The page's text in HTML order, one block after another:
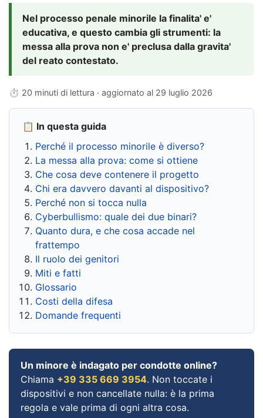
Nel processo penale minorile la finalita' e'
educativa, e questo cambia gli strumenti: la
messa alla prova non e' preclusa dalla gravita'
del reato contestato.
⏱ 20 minuti di lettura · aggiornato al 29 luglio 2026
📋 In questa guida
Perché il processo minorile è diverso?
La messa alla prova: come si ottiene
Che cosa deve contenere il progetto
Chi era davvero davanti al dispositivo?
Perché non si tocca nulla
Cyberbullismo: quale dei due binari?
Quanto dura, e che cosa accade nel
frattempo
Il ruolo dei genitori
Miti e fatti
Glossario
Costi della difesa
Domande frequenti
Un minore è indagato per condotte online?
Chiama +39 335 669 3954. Non toccate i
dispositivi e non cancellate nulla: è la prima
regola e vale prima di ogni altra cosa.